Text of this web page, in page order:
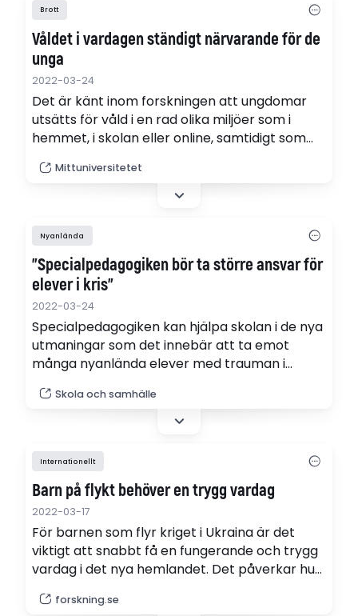
Brott
Våldet i vardagen ständigt närvarande för de
unga
2022-03-24
Det är känt inom forskningen att ungdomar
utsätts för våld i en rad olika miljöer som i
hemmet, i skolan eller online, samtidigt som
Vardagen" tar Sara Skott, docent i kriminologi,
ett helhetsgrepp över de ungas situation.
Mittuniversitetet
Nyanlända
"Specialpedagogiken bör ta större ansvar för
elever i kris"
2022-03-24
Specialpedagogiken kan hjälpa skolan i de nya
utmaningar som det innebär att ta emot
många nyanlända elever med trauman i
specialpedagogers uppdrag i skolan, skriver
Gunilla Lindqvist, lärare, specialpedagog och
Skola och samhälle
Internationellt
Barn på flykt behöver en trygg vardag
2022-03-17
För barnen som flyr kriget i Ukraina är det
viktigt att snabbt få en fungerande och trygg
vardag i det nya hemlandet. Det påverkar hur
menar Henry Ascher, professor i
forskning.se